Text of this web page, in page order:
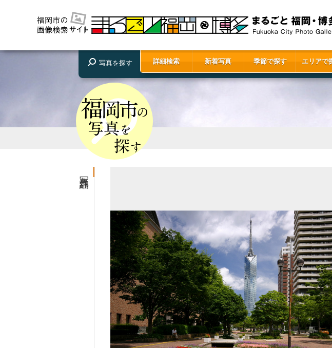
写真を探す 詳細検索 新着写真 季節で探す エリアで